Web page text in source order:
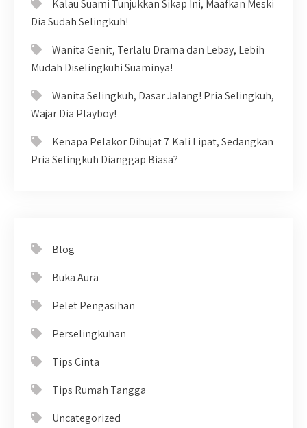
Kalau Suami Tunjukkan Sikap Ini, Maafkan Meski
Dia Sudah Selingkuh!
Wanita Genit, Terlalu Drama dan Lebay, Lebih
Mudah Diselingkuhi Suaminya!
Wanita Selingkuh, Dasar Jalang! Pria Selingkuh,
Wajar Dia Playboy!
Kenapa Pelakor Dihujat 7 Kali Lipat, Sedangkan
Pria Selingkuh Dianggap Biasa?
Blog
Buka Aura
Pelet Pengasihan
Perselingkuhan
Tips Cinta
Tips Rumah Tangga
Uncategorized